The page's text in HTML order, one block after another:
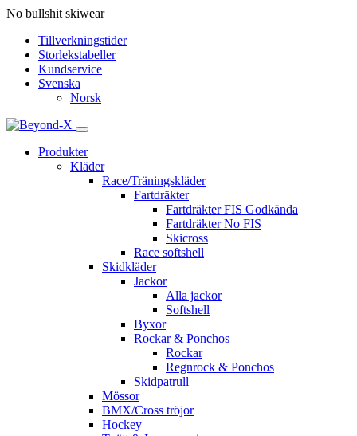
No bullshit skiwear
Tillverkningstider
Storlekstabeller
Kundservice
Svenska
Norsk
Produkter
Kläder
Race/Träningskläder
Fartdräkter
Fartdräkter FIS Godkända
Fartdräkter No FIS
Skicross
Race softshell
Skidkläder
Jackor
Alla jackor
Softshell
Byxor
Rockar & Ponchos
Rockar
Regnrock & Ponchos
Skidpatrull
Mössor
BMX/Cross tröjor
Hockey